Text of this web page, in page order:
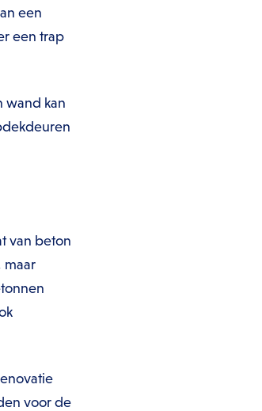
een
een trap
wand kan
van beton
maar
voor de